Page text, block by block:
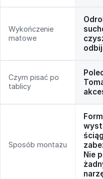
Wykończenie
matowe
Czym pisać po
tablicy
Sposób montażu
Nie